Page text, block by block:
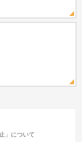
」について